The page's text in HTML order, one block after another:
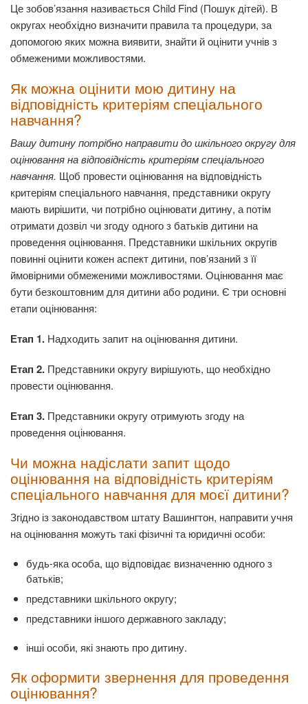
Це зобов’язання називається Child Find (Пошук дітей). В
округах необхідно визначити правила та процедури, за
допомогою яких можна виявити, знайти й оцінити учнів з
обмеженими можливостями.
Як можна оцінити мою дитину на
відповідність критеріям спеціального
навчання?
Вашу дитину потрібно направити до шкільного округу для
оцінювання на відповідність критеріям спеціального
навчання. Щоб провести оцінювання на відповідність
критеріям спеціального навчання, представники округу
мають вирішити, чи потрібно оцінювати дитину, а потім
отримати дозвіл чи згоду одного з батьків дитини на
проведення оцінювання. Представники шкільних округів
повинні оцінити кожен аспект дитини, пов’язаний з її
ймовірними обмеженими можливостями. Оцінювання має
бути безкоштовним для дитини або родини. Є три основні
етапи оцінювання:
Етап 1. Надходить запит на оцінювання дитини.
Етап 2. Представники округу вирішують, що необхідно
провести оцінювання.
Етап 3. Представники округу отримують згоду на
проведення оцінювання.
Чи можна надіслати запит щодо
оцінювання на відповідність критеріям
спеціального навчання для моєї дитини?
Згідно із законодавством штату Вашингтон, направити учня
на оцінювання можуть такі фізичні та юридичні особи:
будь-яка особа, що відповідає визначенню одного з
батьків;
представники шкільного округу;
представники іншого державного закладу;
інші особи, які знають про дитину.
Як оформити звернення для проведення
оцінювання?